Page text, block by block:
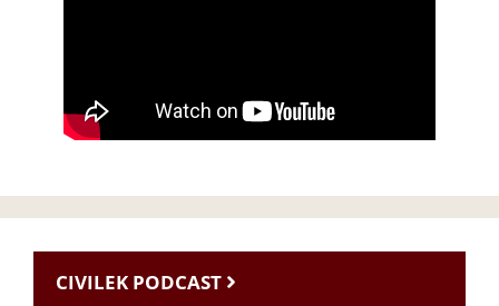
CIVILEK PODCAST